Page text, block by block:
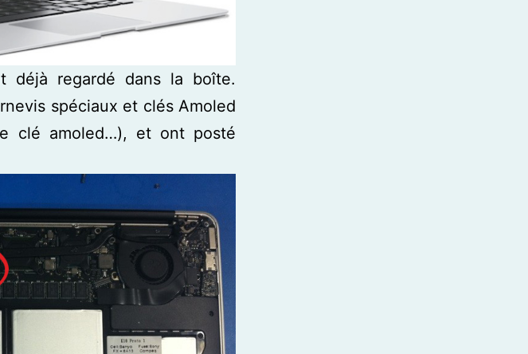
déjà regardé dans la boîte.
spéciaux et clés Amoled
clé amoled…), et ont posté